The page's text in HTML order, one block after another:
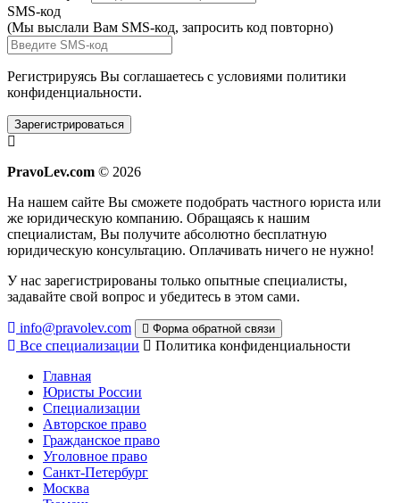
SMS-код
(Мы выслали Вам SMS-код, запросить код повторно)
Регистрируясь Вы соглашаетесь с условиями политики
конфиденциальности.
Зарегистрироваться
PravoLev.com © 2026
На нашем сайте Вы сможете подобрать частного юриста или
же юридическую компанию. Обращаясь к нашим
специалистам, Вы получите абсолютно бесплатную
юридическую консультацию. Оплачивать ничего не нужно!
У нас зарегистрированы только опытные специалисты,
задавайте свой вопрос и убедитесь в этом сами.
info@pravolev.com Форма обратной связи
Все специализации
Политика конфиденциальности
Главная
Юристы России
Специализации
Авторское право
Гражданское право
Уголовное право
Санкт-Петербург
Москва